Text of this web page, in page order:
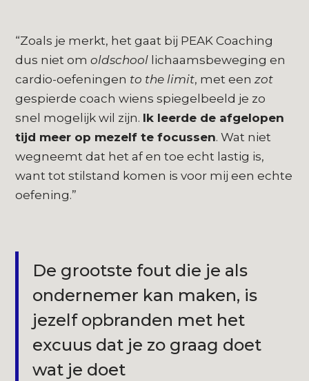
“Zoals je merkt, het gaat bij PEAK Coaching
dus niet omoldschool lichaamsbeweging en
cardio-oefeningen to the limit, met eenzot
gespierde coach wiens spiegelbeeld je zo
snel mogelijk wil zijn. Ik leerde de afgelopen
tijd meer op mezelf te focussen. Wat niet
wegneemt dat het af en toe echt lastig is,
want tot stilstand komen is voor mij een echte
oefening.”
De grootste fout die je als
ondernemer kan maken, is
jezelf opbranden met het
excuus dat je zo graag doet
wat je doet